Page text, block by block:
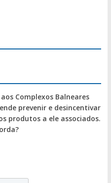
Complexos Balneares
prevenir e desincentivar
produtos a ele associados.